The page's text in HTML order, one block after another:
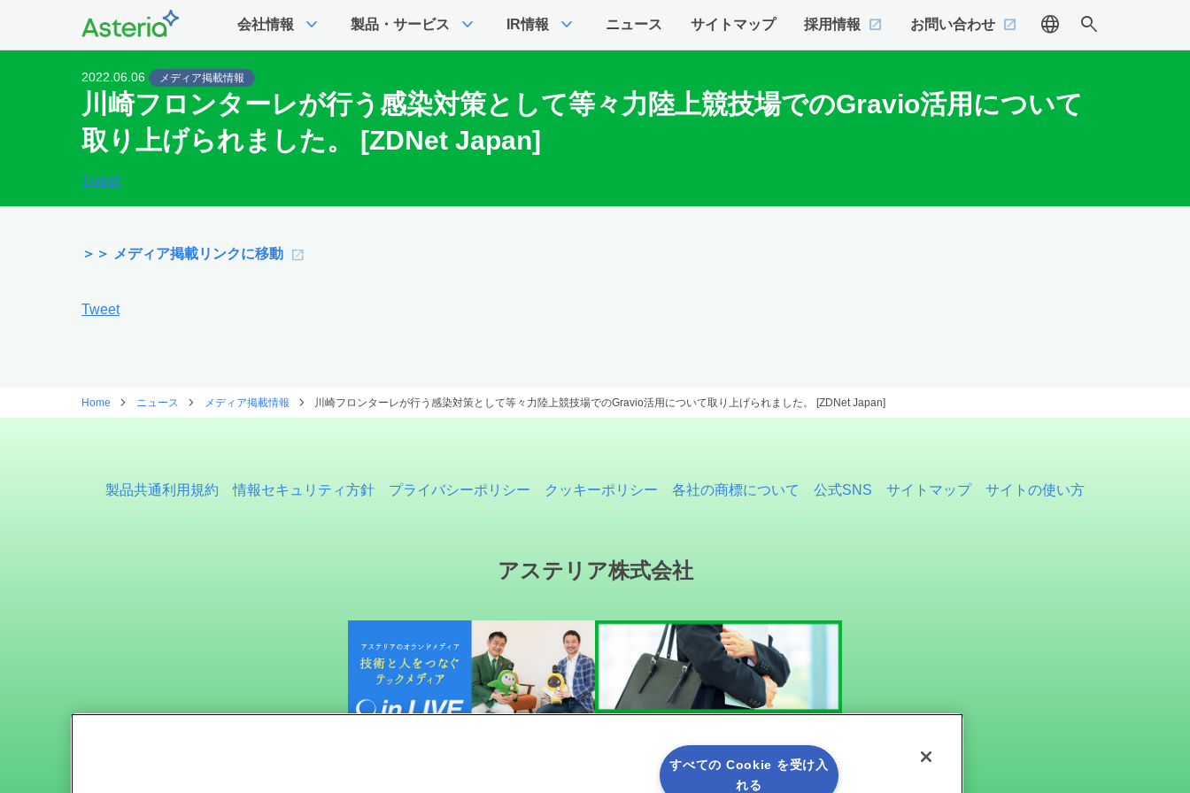
会社情報 expand_more 製品・サービス expand_more IR情報 expand_more ニュース サイトマップ 採用情報 お問い合わせ language search
2022.06.06 メディア掲載情報
川崎フロンターレが行う感染対策として等々力陸上競技場でのGravio活用について
取り上げられました。 [ZDNet Japan]
Tweet
＞＞ メディア掲載リンクに移動
Tweet
Home ニュース メディア掲載情報 川崎フロンターレが行う感染対策として等々力陸上競技場でのGravio活用について取り上げられました。 [ZDNet Japan]
製品共通利用規約 情報セキュリティ方針 プライバシーポリシー クッキーポリシー 各社の商標について 公式SNS サイトマップ サイトの使い方
アステリア株式会社
すべての Cookie を受け入
れる